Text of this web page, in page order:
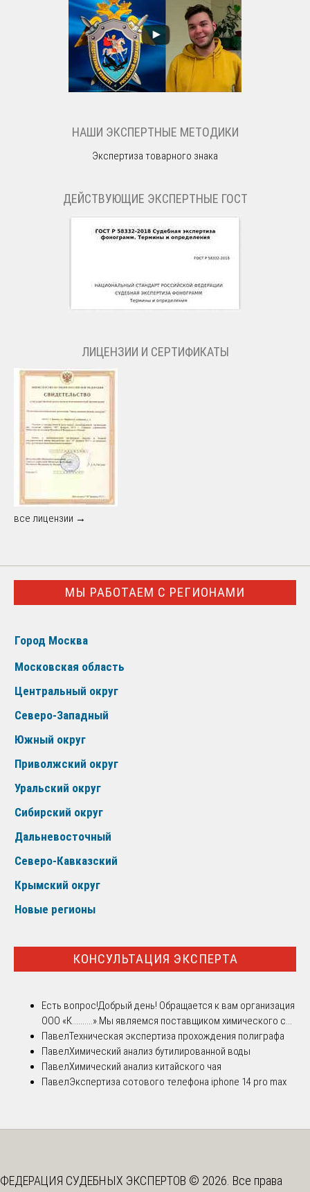
НАШИ ЭКСПЕРТНЫЕ МЕТОДИКИ
Экспертиза товарного знака
ДЕЙСТВУЮЩИЕ ЭКСПЕРТНЫЕ ГОСТ
ЛИЦЕНЗИИ И СЕРТИФИКАТЫ
все лицензии →
МЫ РАБОТАЕМ С РЕГИОНАМИ
Город Москва
Московская область
Центральный округ
Северо-Западный
Южный округ
Приволжский округ
Уральский округ
Сибирский округ
Дальневосточный
Северо-Кавказский
Крымский округ
Новые регионы
КОНСУЛЬТАЦИЯ ЭКСПЕРТА
Есть вопрос!Добрый день! Обращается к вам организация
ООО «К..........».Мы являемся поставщиком химического с...
ПавелТехническая экспертиза прохождения полиграфа
ПавелХимический анализ бутилированной воды
ПавелХимический анализ китайского чая
ПавелЭкспертиза сотового телефона iphone 14 pro max
ФЕДЕРАЦИЯ СУДЕБНЫХ ЭКСПЕРТОВ © 2026. Все права